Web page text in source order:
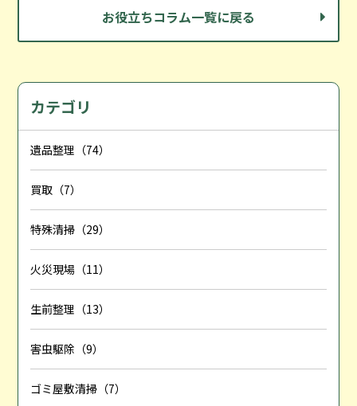
お役立ちコラム一覧に戻る
カテゴリ
遺品整理（74）
買取（7）
特殊清掃（29）
火災現場（11）
生前整理（13）
害虫駆除（9）
ゴミ屋敷清掃（7）